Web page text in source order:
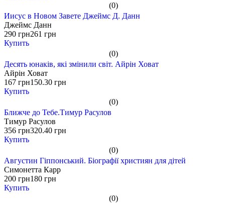
(0)
Иисус в Новом Завете Джеймс Д. Данн
Джеймс Данн
290 грн261 грн
Купить
(0)
Десять юнаків, які змінили світ. Айрін Ховат
Айрін Ховат
167 грн150.30 грн
Купить
(0)
Ближче до Тебе.Тимур Расулов
Тимур Расулов
356 грн320.40 грн
Купить
(0)
Августин Гіппонський. Біографії християн для дітей
Симонетта Карр
200 грн180 грн
Купить
(0)